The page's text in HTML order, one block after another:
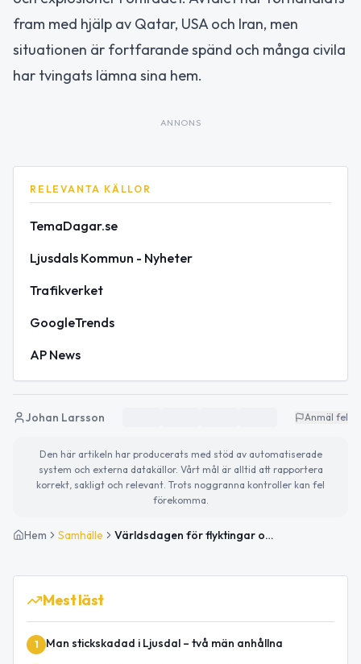
fram med hjälp av Qatar, USA och Iran, men
situationen är fortfarande spänd och många civila
har tvingats lämna sina hem.
ANNONS
RELEVANTA KÄLLOR
TemaDagar.se
Ljusdals Kommun - Nyheter
Trafikverket
GoogleTrends
AP News
Johan Larsson Anmäl fel
Den här artikeln har producerats med stöd av automatiserade
system och externa datakällor. Vårt mål är alltid att rapportera
korrekt, sakligt och relevant. Trots noggranna kontroller kan fel
förekomma.
Hem Samhälle Världsdagen för flyktingar och sommarvärme i Ljusdal
Mest läst
1 Man stickskadad i Ljusdal – två män anhållna